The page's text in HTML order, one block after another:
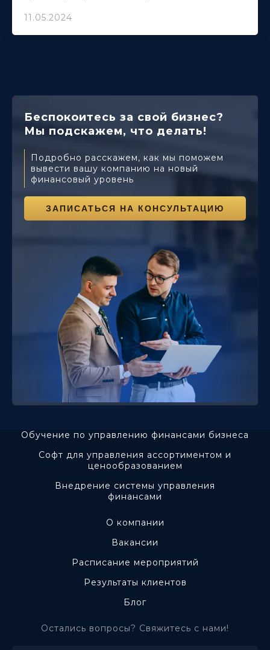
11.05.2024
Беспокоитесь за свой бизнес?
Мы подскажем, что делать!
Подробно расскажем, как мы поможем
вывести вашу компанию на новый
финансовый уровень
ЗАПИСАТЬСЯ НА КОНСУЛЬТАЦИЮ
Обучение по управлению финансами бизнеса
Софт для управления ассортиментом и
ценообразованием
Внедрение системы управления
финансами
О компании
Вакансии
Расписание мероприятий
Результаты клиентов
Блог
Остались вопросы? Свяжитесь с нами!